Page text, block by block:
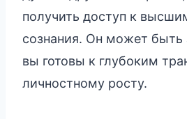
получить доступ к
сознания. Он может быть
вы готовы к глубоким
личностному росту.